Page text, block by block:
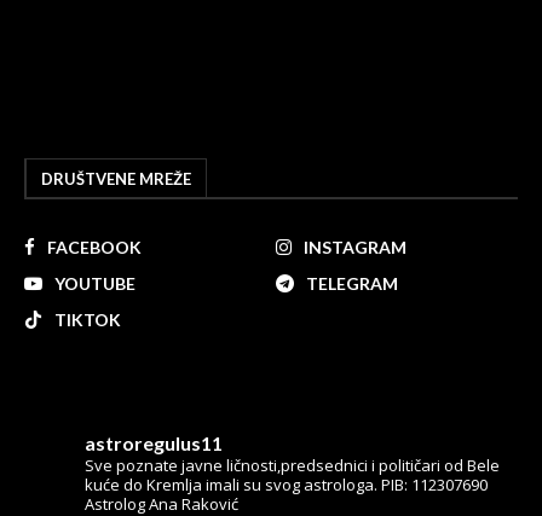
DRUŠTVENE MREŽE
FACEBOOK
INSTAGRAM
YOUTUBE
TELEGRAM
TIKTOK
astroregulus11
Sve poznate javne ličnosti,predsednici i političari od Bele
kuće do Kremlja imali su svog astrologa. PIB: 112307690
Astrolog Ana Raković